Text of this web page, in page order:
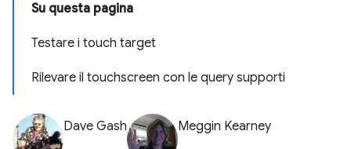
Su questa pagina
Testare i touch target
Rilevare il touchscreen con le query supporti
Dave Gash Meggin Kearney